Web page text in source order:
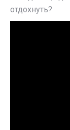
отдохнуть?